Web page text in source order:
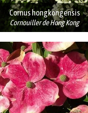
Cornus hongkongensis
Cornouiller de Hong Kong